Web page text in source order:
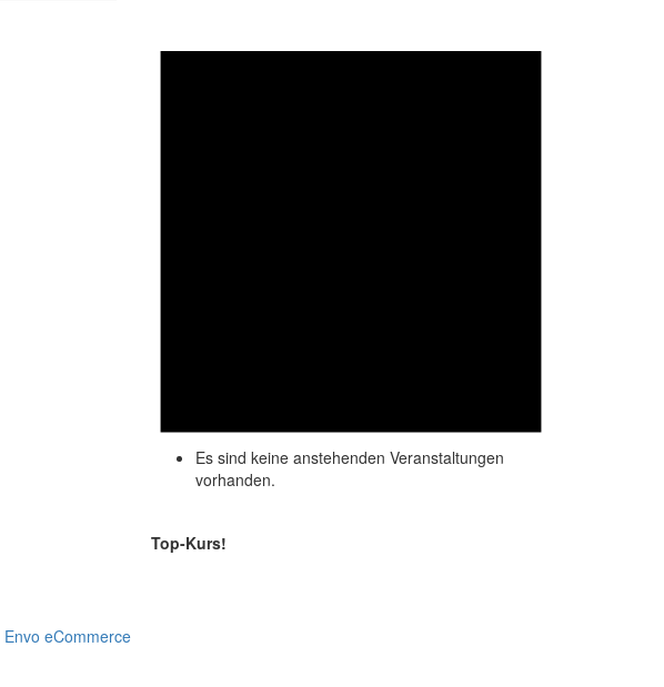
Es sind keine anstehenden Veranstaltungen
vorhanden.
Top-Kurs!
Envo eCommerce